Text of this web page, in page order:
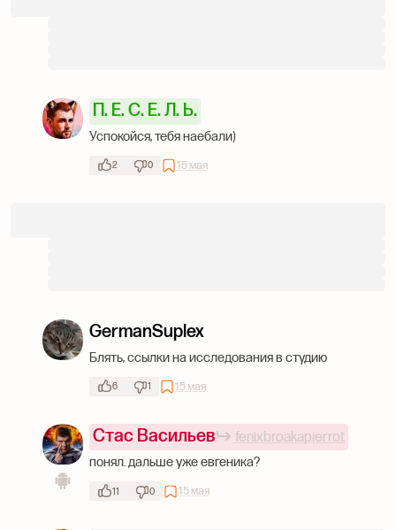
П. Ё. С. Е. Л. Ь.
Успокойся, тебя наебали)
2 0 15 мая
GermanSuplex
Блять, ссылки на исследования в студию
6 1 15 мая
Стас Васильев
fenixbroakapierrot
понял. дальше уже евгеника?
11 0 15 мая